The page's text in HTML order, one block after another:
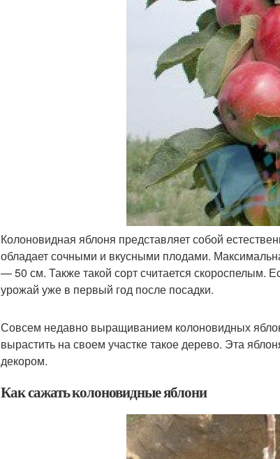
Колоновидная яблоня представляет собой
обладает сочными и вкусными плодами.
— 50 см. Также такой сорт считается скороспелым.
урожай уже в первый год после посадки.
Совсем недавно выращиванием колоновидных
вырастить на своем участке такое дерево. Эта
декором.
Как сажать колоновидные яблони